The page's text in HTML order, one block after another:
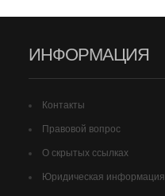
ИНФОРМАЦИЯ
Контакты
Правовой вопрос
О скрытых ссылках
Юридическая информация